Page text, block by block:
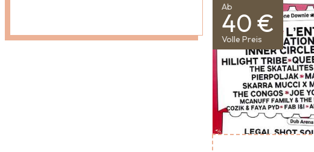
Ab
40 €
Volle Preis